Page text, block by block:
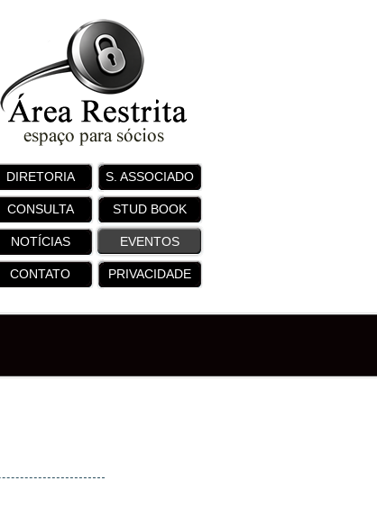
DIRETORIA S. ASSOCIADO
CONSULTA STUD BOOK
NOTÍCIAS EVENTOS
CONTATO PRIVACIDADE